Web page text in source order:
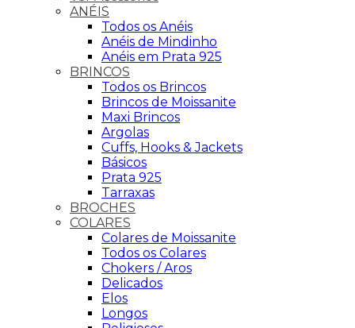
ANÉIS
Todos os Anéis
Anéis de Mindinho
Anéis em Prata 925
BRINCOS
Todos os Brincos
Brincos de Moissanite
Maxi Brincos
Argolas
Cuffs, Hooks & Jackets
Básicos
Prata 925
Tarraxas
BROCHES
COLARES
Colares de Moissanite
Todos os Colares
Chokers / Aros
Delicados
Elos
Longos